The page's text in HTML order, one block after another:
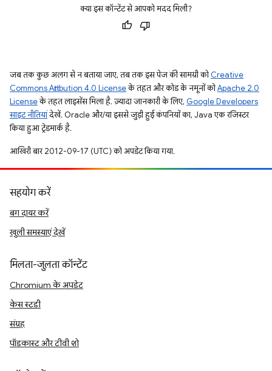
क्या इस कॉन्टेंट से आपको मदद मिली?
जब तक कुछ अलग से न बताया जाए, तब तक इस पेज की सामग्री कोCreative
Commons Attribution 4.0 Licenseके तहत और कोड के नमूनों कोApache 2.0
Licenseके तहत लाइसेंस मिला है. ज़्यादा जानकारी के लिए, Google Developers
साइट नीतियांदेखें. Oracle और/या इससे जुड़ी हुई कंपनियों का, Java एक रजिस्टर
किया हुआ ट्रेडमार्क है.
आखिरी बार 2012-09-17 (UTC) को अपडेट किया गया.
सहयोग करें
बग दायर करें
खुली समस्याएं देखें
मिलता-जुलता कॉन्टेंट
Chromium के अपडेट
केस स्टडी
संग्रह
पॉडकास्ट और टीवी शो